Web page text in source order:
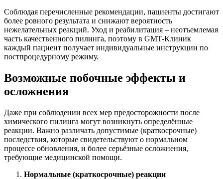
Соблюдая перечисленные рекомендации, пациенты достигают
более ровного результата и снижают вероятность
нежелательных реакций. Уход и реабилитация – неотъемлемая
часть качественного пилинга, поэтому в GMT-Клиник
каждый пациент получает индивидуальные инструкции по
постпроцедурному режиму.
Возможные побочные эффекты и
осложнения
Даже при соблюдении всех мер предосторожности после
химического пилинга могут возникнуть определённые
реакции. Важно различать допустимые (краткосрочные)
последствия, которые свидетельствуют о нормальном
процессе обновления, и более серьёзные осложнения,
требующие медицинской помощи.
Нормальные (краткосрочные) реакции